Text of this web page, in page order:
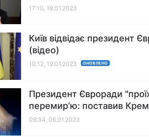
17:10, 19.01.2023
Київ відвідає президент
(відео)
10:12, 19.01.2023 ОНОВЛЕНО
Президент Євроради
перемир’ю: поставив
09:34, 06.01.2023